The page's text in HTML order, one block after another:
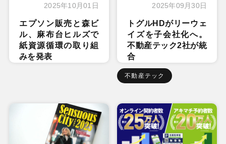
2025年10月01日
エプソン販売と森ビ
ル、麻布台ヒルズで
紙資源循環の取り組
みを発表
2025年09月30日
トグルHDがリーウェ
イズを子会社化へ。
不動産テック2社が統
合
不動産テック